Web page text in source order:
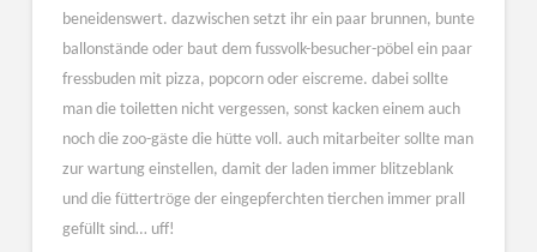
beneidenswert. dazwischen setzt ihr ein paar brunnen, bunte
ballonstände oder baut dem fussvolk-besucher-pöbel ein paar
fressbuden mit pizza, popcorn oder eiscreme. dabei sollte
man die toiletten nicht vergessen, sonst kacken einem auch
noch die zoo-gäste die hütte voll. auch mitarbeiter sollte man
zur wartung einstellen, damit der laden immer blitzeblank
und die füttertröge der eingepferchten tierchen immer prall
gefüllt sind… uff!